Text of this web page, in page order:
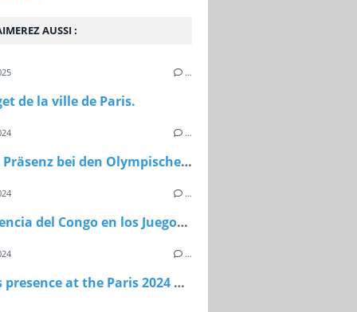
AUSSI :
…
de la ville de Paris.
…
Kongos Präsenz bei den Olympischen Spielen 2024 in Paris
…
La presencia del Congo en los Juegos Olímpicos de París 2024
…
Congo's presence at the Paris 2024 Olympic Games